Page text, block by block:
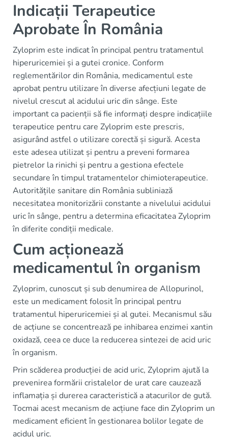
Indicații Terapeutice
Aprobate În România
Zyloprim este indicat în principal pentru tratamentul
hiperuricemiei și a gutei cronice. Conform
reglementărilor din România, medicamentul este
aprobat pentru utilizare în diverse afecțiuni legate de
nivelul crescut al acidului uric din sânge. Este
important ca pacienții să fie informați despre indicațiile
terapeutice pentru care Zyloprim este prescris,
asigurând astfel o utilizare corectă și sigură. Acesta
este adesea utilizat și pentru a preveni formarea
pietrelor la rinichi și pentru a gestiona efectele
secundare în timpul tratamentelor chimioterapeutice.
Autoritățile sanitare din România subliniază
necesitatea monitorizării constante a nivelului acidului
uric în sânge, pentru a determina eficacitatea Zyloprim
în diferite condiții medicale.
Cum acționează
medicamentul în organism
Zyloprim, cunoscut și sub denumirea de Allopurinol,
este un medicament folosit în principal pentru
tratamentul hiperuricemiei și al gutei. Mecanismul său
de acțiune se concentrează pe inhibarea enzimei xantin
oxidază, ceea ce duce la reducerea sintezei de acid uric
în organism.
Prin scăderea producției de acid uric, Zyloprim ajută la
prevenirea formării cristalelor de urat care cauzează
inflamația și durerea caracteristică a atacurilor de gută.
Tocmai acest mecanism de acțiune face din Zyloprim un
medicament eficient în gestionarea bolilor legate de
acidul uric.